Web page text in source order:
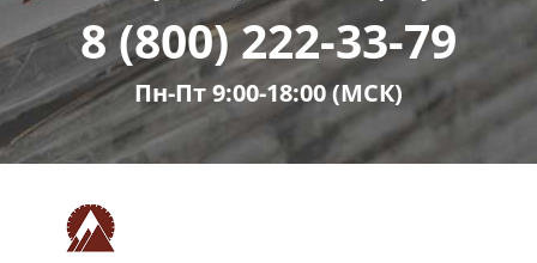
8 (800) 222-33-79
Пн-Пт 9:00-18:00 (МСК)